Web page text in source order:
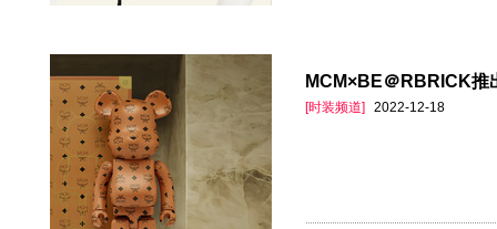
MCM×BE＠RBRICK推
[时装频道] 2022-12-18